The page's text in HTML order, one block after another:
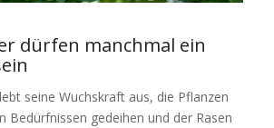
dürfen manchmal ein
seine Wuchskraft aus, die Pflanzen
Bedürfnissen gedeihen und der Rasen